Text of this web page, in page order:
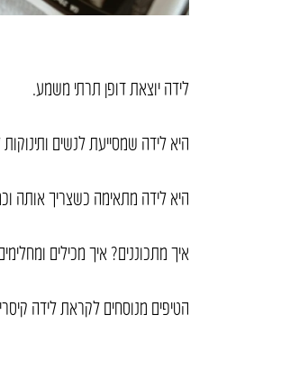
לידה יוצאת דופן תרתי משמע.
היא לידה שמסייעת לנשים ותינוקות
היא לידה מתאימה כשצריך אותה
איך מתכוננים? איך מכילים
הטיפים מנוסחים לקראת לידה